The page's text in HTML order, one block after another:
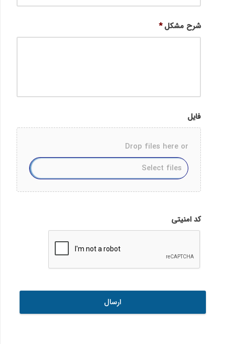
شرح مشکل *
فایل
Drop files here or
file
types:
jpg,
png,
xlsx.
کد امنیتی